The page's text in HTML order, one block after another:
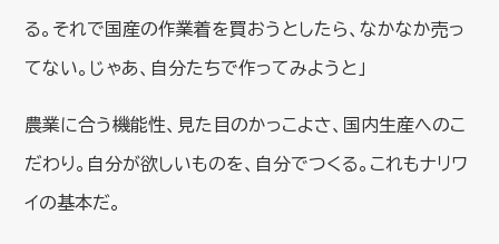
る。それで国産の作業着を買おうとしたら、なかなか売っ
てない。じゃあ、自分たちで作ってみようと」
農業に合う機能性、見た目のかっこよさ、国内生産へのこ
だわり。自分が欲しいものを、自分でつくる。これもナリワ
イの基本だ。